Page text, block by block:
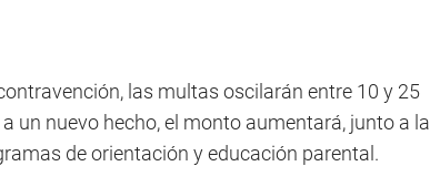
las multas oscilarán entre 10 y 25
un nuevo hecho, el monto aumentará, junto a la
de orientación y educación parental.